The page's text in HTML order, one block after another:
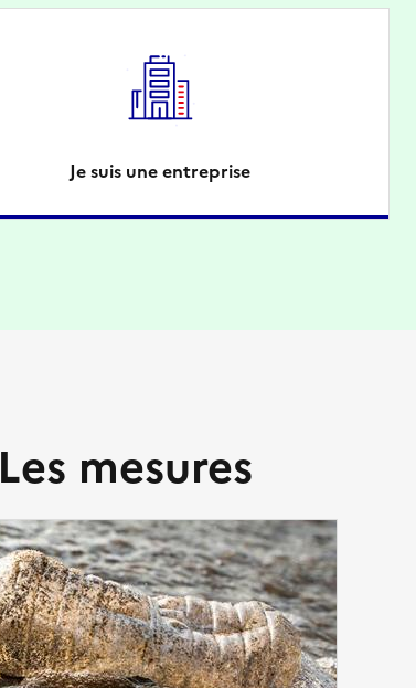
Je suis une entreprise
Les mesures